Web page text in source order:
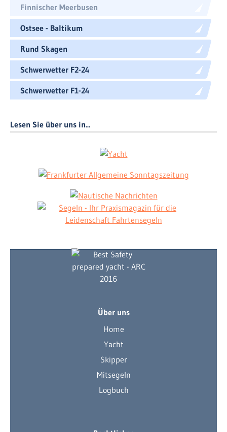
Finnischer Meerbusen
Ostsee - Baltikum
Rund Skagen
Schwerwetter F2-24
Schwerwetter F1-24
Lesen Sie über uns in...
Über uns
Home
Yacht
Skipper
Mitsegeln
Logbuch